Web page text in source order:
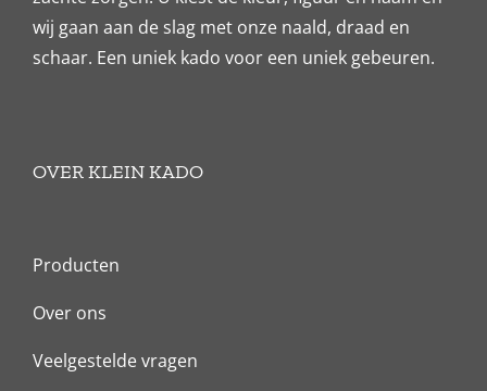
wij gaan aan de slag met onze naald, draad en
schaar. Een uniek kado voor een uniek gebeuren.
OVER KLEIN KADO
Producten
Over ons
Veelgestelde vragen